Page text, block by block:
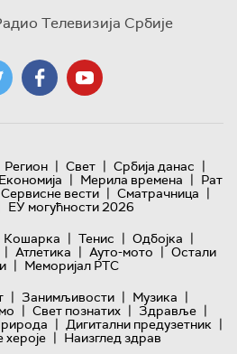
Телевизија Србије
Регион | Свет | Србија данас |
Економија | Мерила времена | Рат
Сервисне вести | Сматрачница |
ЕУ могућности 2026
Кошарка | Тенис | Одбојка |
| Атлетика | Ауто-мото | Остали
| Меморијал РТС
| Занимљивости | Музика |
| Свет познатих | Здравље |
| Дигитални предузетник |
хероје | Наизглед здрав